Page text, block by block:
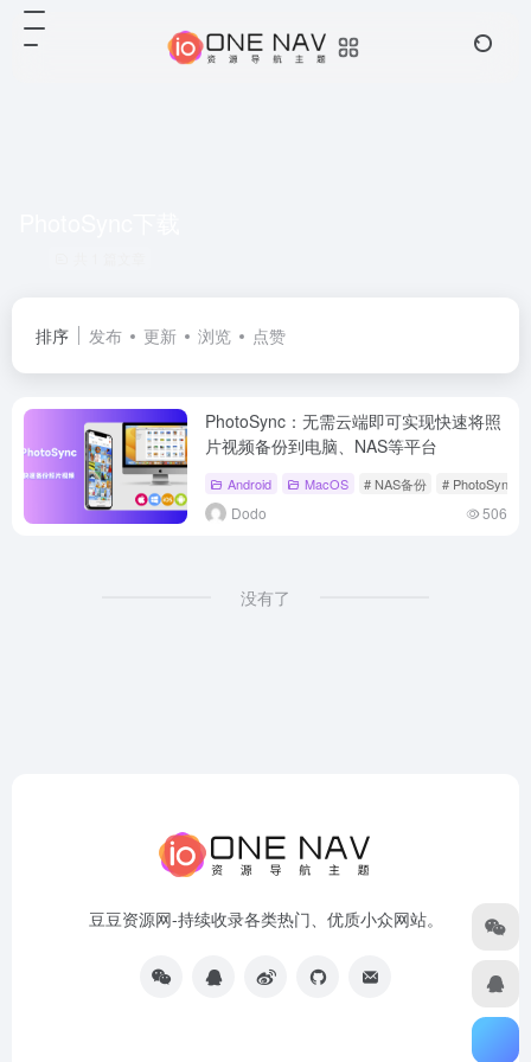
排序 发布 更新 浏览 点赞
PhotoSync：无需云端即可实现快速将照
片视频备份到电脑、NAS等平台
Android MacOS # NAS备份 # PhotoSync
Dodo 506
没有了
豆豆资源网-持续收录各类热门、优质小众网站。